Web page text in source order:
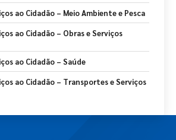
ao Cidadão – Meio Ambiente e Pesca
ao Cidadão – Obras e Serviços
ao Cidadão – Saúde
ao Cidadão – Transportes e Serviços